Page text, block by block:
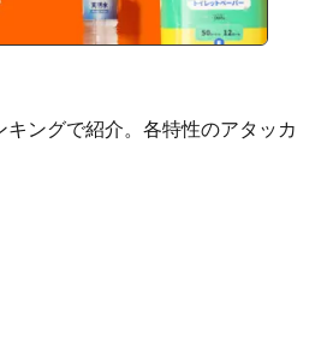
ングで紹介。各特性のアタッカ